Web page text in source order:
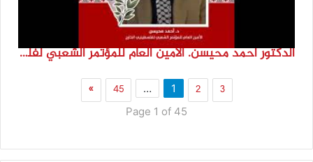
الدكتور احمد محيسن. الامين العام للمؤتمر الشعبي لفلسطينيي الخارج
1 2 3
…
45
»
Page 1 of 45